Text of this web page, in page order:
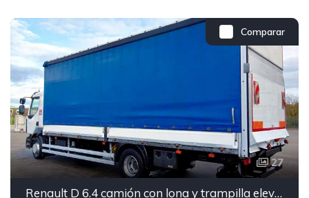
Comparar
27
Renault D 6.4 camión con lona y trampilla elevadora